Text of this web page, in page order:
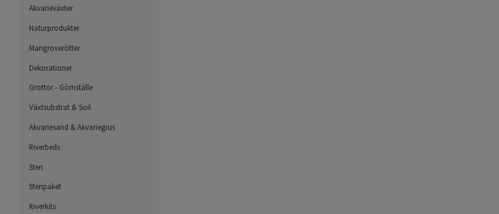
Akvarieväxter
Naturprodukter
Mangroverötter
Dekorationer
Grottor - Gömställe
Växtsubstrat & Soil
Akvariesand & Akvariegrus
Riverbeds
Sten
Stenpaket
Riverkits